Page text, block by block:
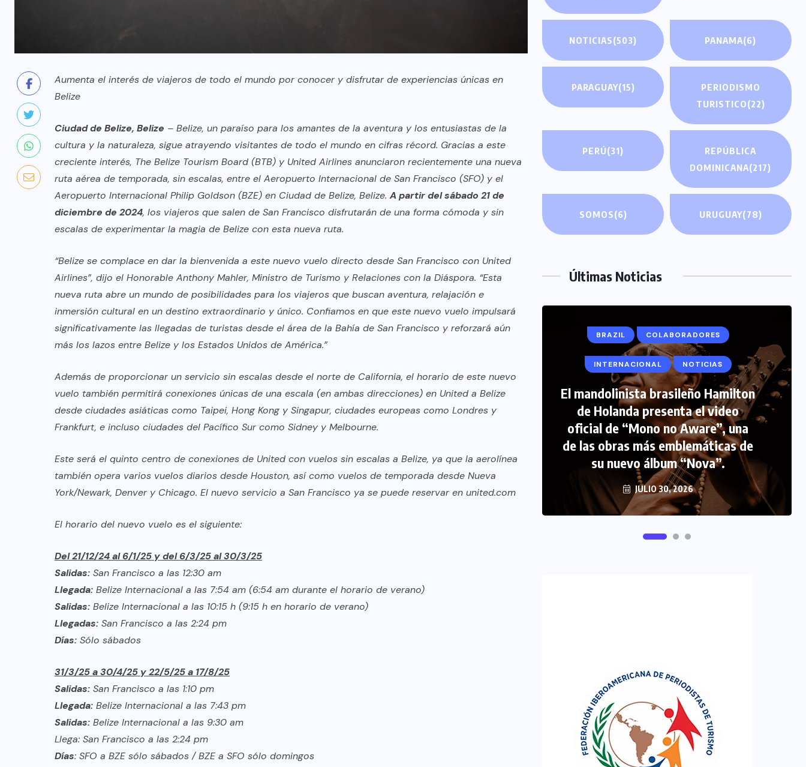
Aumenta el interés de viajeros de todo el mundo por conocer y disfrutar de experiencias únicas en
Belize
Ciudad de Belize, Belize – Belize, un paraíso para los amantes de la aventura y los entusiastas de la
cultura y la naturaleza, sigue atrayendo visitantes de todo el mundo en cifras récord. Gracias a este
creciente interés, The Belize Tourism Board (BTB) y United Airlines anunciaron recientemente una nueva
ruta aérea de temporada, sin escalas, entre el Aeropuerto Internacional de San Francisco (SFO) y el
Aeropuerto Internacional Philip Goldson (BZE) en Ciudad de Belize, Belize. A partir del sábado 21 de
diciembre de 2024, los viajeros que salen de San Francisco disfrutarán de una forma cómoda y sin
escalas de experimentar la magia de Belize con esta nueva ruta.
“Belize se complace en dar la bienvenida a este nuevo vuelo directo desde San Francisco con United
Airlines”, dijo el Honorable Anthony Mahler, Ministro de Turismo y Relaciones con la Diáspora. “Esta
nueva ruta abre un mundo de posibilidades para los viajeros que buscan aventura, relajación e
inmersión cultural en un destino extraordinario y único. Confiamos en que este nuevo vuelo impulsará
significativamente las llegadas de turistas desde el área de la Bahía de San Francisco y reforzará aún
más los lazos entre Belize y los Estados Unidos de América.”
Además de proporcionar un servicio sin escalas desde el norte de California, el horario de este nuevo
vuelo también permitirá conexiones únicas de una escala (en ambas direcciones) en United a Belize
desde ciudades asiáticas como Taipei, Hong Kong y Singapur, ciudades europeas como Londres y
Frankfurt, e incluso ciudades del Pacífico Sur como Sidney y Melbourne.
Este será el quinto centro de conexiones de United con vuelos sin escalas a Belize, ya que la aerolínea
también opera varios vuelos diarios desde Houston, así como vuelos de temporada desde Nueva
York/Newark, Denver y Chicago. El nuevo servicio a San Francisco ya se puede reservar en united.com
El horario del nuevo vuelo es el siguiente:
Del 21/12/24 al 6/1/25 y del 6/3/25 al 30/3/25
Salidas: San Francisco a las 12:30 am
Llegada: Belize Internacional a las 7:54 am (6:54 am durante el horario de verano)
Salidas: Belize Internacional a las 10:15 h (9:15 h en horario de verano)
Llegadas: San Francisco a las 2:24 pm
Días: Sólo sábados
31/3/25 a 30/4/25 y 22/5/25 a 17/8/25
Salidas: San Francisco a las 1:10 pm
Llegada: Belize Internacional a las 7:43 pm
Salidas: Belize Internacional a las 9:30 am
Llega: San Francisco a las 2:24 pm
Días: SFO a BZE sólo sábados / BZE a SFO sólo domingos
NOTICIAS(503) PANAMA(6)
PARAGUAY(15)
PERIODISMO
TURISTICO(22)
PERÚ(31)
REPÚBLICA
DOMINICANA(217)
SOMOS(6) URUGUAY(78)
Últimas Noticias
NOTICIAS
EL FIN DEL MILAGRO BOHEMIO:
TULUM EN BANCARROTA
DE PLANEACIÓN
JUNIO 24, 2026
BRAZIL COLABORADORES
INTERNACIONAL NOTICIAS
El mandolinista brasileño Hamilton
de Holanda presenta el video
oficial de “Mono no Aware”, una
de las obras más emblemáticas de
su nuevo álbum “Nova”.
JULIO 30, 2026
COLABORADORES INTERNACIONAL
NOTICIAS PERIODISMO TURISTICO
FIPETUR se solidariza con
Venezuela
JUNIO 29, 2026